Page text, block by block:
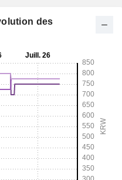
des